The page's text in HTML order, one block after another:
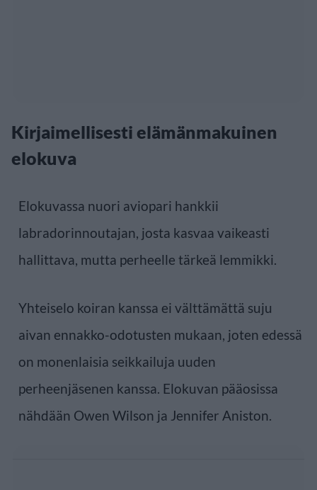
Kirjaimellisesti elämänmakuinen
elokuva
Elokuvassa nuori aviopari hankkii
labradorinnoutajan, josta kasvaa vaikeasti
hallittava, mutta perheelle tärkeä lemmikki.
Yhteiselo koiran kanssa ei välttämättä suju
aivan ennakko-odotusten mukaan, joten edessä
on monenlaisia seikkailuja uuden
perheenjäsenen kanssa. Elokuvan pääosissa
nähdään Owen Wilson ja Jennifer Aniston.